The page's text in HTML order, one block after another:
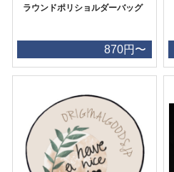
ラウンドポリショルダーバッグ
870円〜